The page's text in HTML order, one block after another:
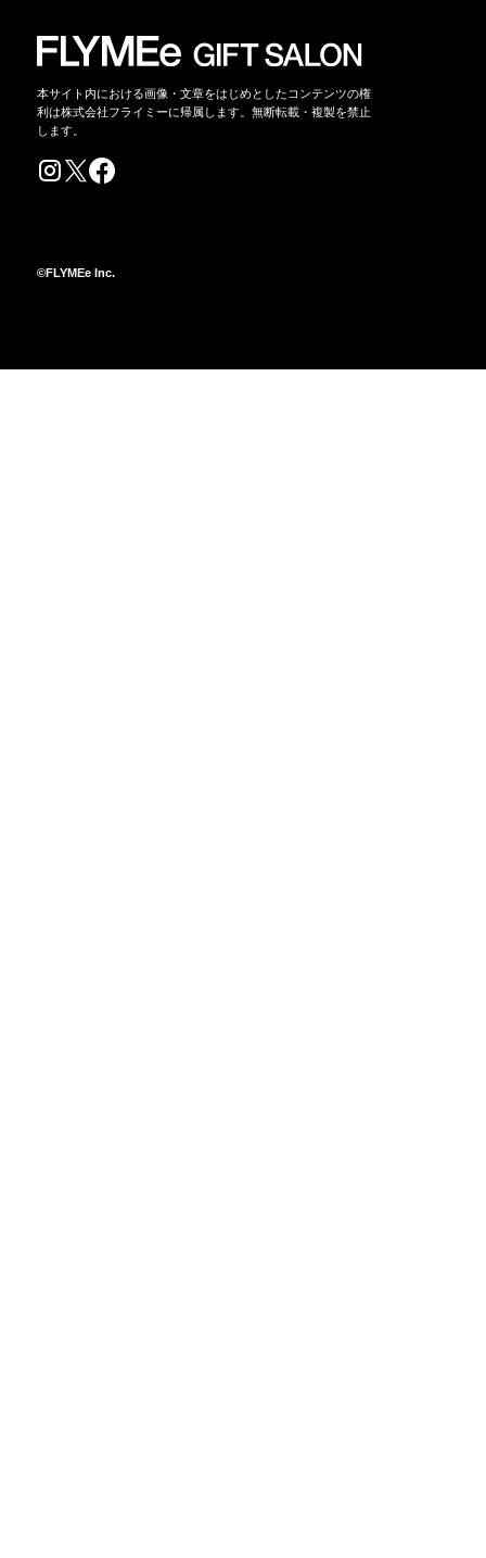
本サイト内における画像・文章をはじめとしたコンテンツの権
利は株式会社フライミーに帰属します。無断転載・複製を禁止
します。
©FLYMEe Inc.